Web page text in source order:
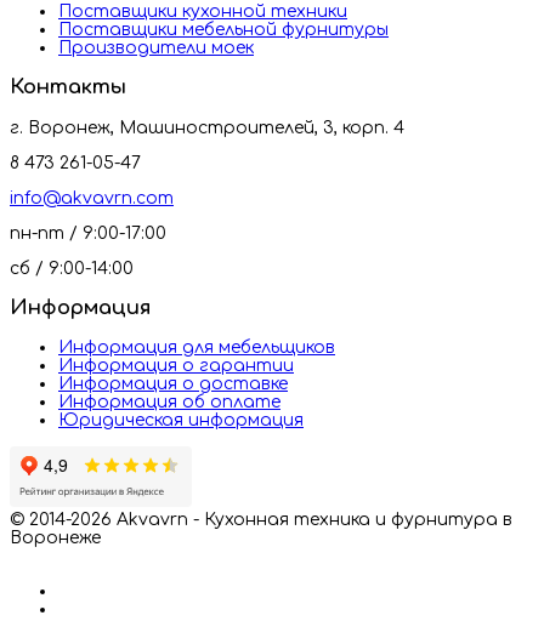
Поставщики кухонной техники
Поставщики мебельной фурнитуры
Производители моек
Контакты
г. Воронеж, Машиностроителей, 3, корп. 4
8 473 261-05-47
info@akvavrn.com
пн-пт / 9:00-17:00
сб / 9:00-14:00
Информация
Информация для мебельщиков
Информация о гарантии
Информация о доставке
Информация об оплате
Юридическая информация
© 2014-2026 Akvavrn - Кухонная техника и фурнитура в
Воронеже